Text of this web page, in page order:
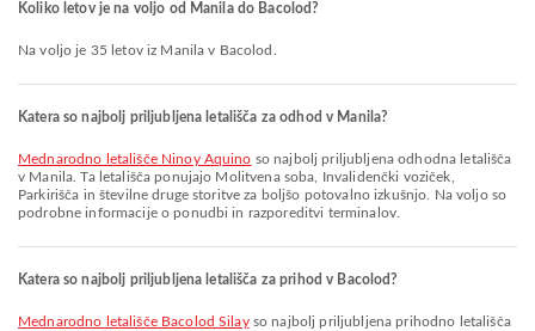
Koliko letov je na voljo od Manila do Bacolod?
Na voljo je 35 letov iz Manila v Bacolod.
Katera so najbolj priljubljena letališča za odhod v Manila?
Mednarodno letališče Ninoy Aquino so najbolj priljubljena odhodna letališča
v Manila. Ta letališča ponujajo Molitvena soba, Invalidenčki voziček,
Parkirišča in številne druge storitve za boljšo potovalno izkušnjo. Na voljo so
podrobne informacije o ponudbi in razporeditvi terminalov.
Katera so najbolj priljubljena letališča za prihod v Bacolod?
Mednarodno letališče Bacolod Silayso najbolj priljubljena prihodno letališča